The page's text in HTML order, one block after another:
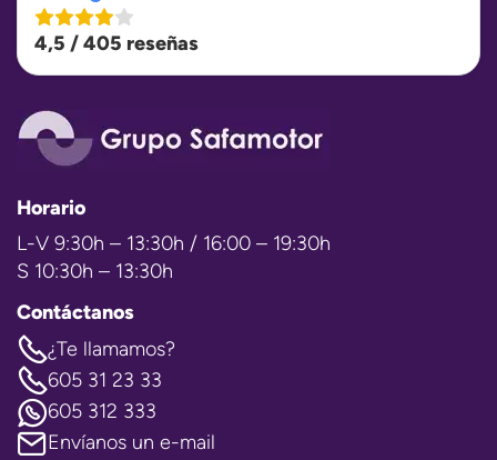
4,5 / 405 reseñas
Horario
L-V 9:30h – 13:30h / 16:00 – 19:30h
S 10:30h – 13:30h
Contáctanos
¿Te llamamos?
605 31 23 33
605 312 333
Envíanos un e-mail